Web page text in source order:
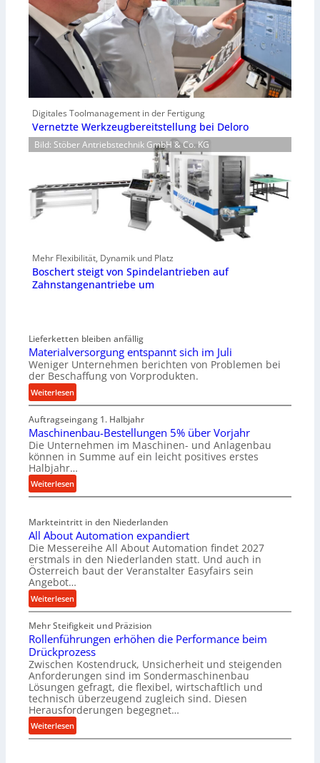
Digitales Toolmanagement in der Fertigung
Vernetzte Werkzeugbereitstellung bei Deloro
Bild: Stöber Antriebstechnik GmbH & Co. KG
Mehr Flexibilität, Dynamik und Platz
Boschert steigt von Spindelantrieben auf
Zahnstangenantriebe um
Lieferketten bleiben anfällig
Materialversorgung entspannt sich im Juli
Weniger Unternehmen berichten von Problemen bei
der Beschaffung von Vorprodukten.
Weiterlesen:
M
a
t
e
r
i
a
l
e
r
s
o
u
g
e
n
t
s
p
a
n
Auftragseingang 1. Halbjahr
Maschinenbau-Bestellungen 5% über Vorjahr
Die Unternehmen im Maschinen- und Anlagenbau
können in Summe auf ein leicht positives erstes
Halbjahr…
Weiterlesen:
M
s
c
h
i
n
e
n
a
u
-
B
e
s
t
e
l
Markteintritt in den Niederlanden
All About Automation expandiert
Die Messereihe All About Automation findet 2027
erstmals in den Niederlanden statt. Und auch in
Österreich baut der Veranstalter Easyfairs sein
Angebot…
Weiterlesen:
A
l
l
A
b
o
u
t
A
u
Mehr Steifigkeit und Präzision
Rollenführungen erhöhen die Performance beim
Drückprozess
Zwischen Kostendruck, Unsicherheit und steigenden
Anforderungen sind im Sondermaschinenbau
Lösungen gefragt, die flexibel, wirtschaftlich und
technisch überzeugend zugleich sind. Diesen
Herausforderungen begegnet…
Weiterlesen:
R